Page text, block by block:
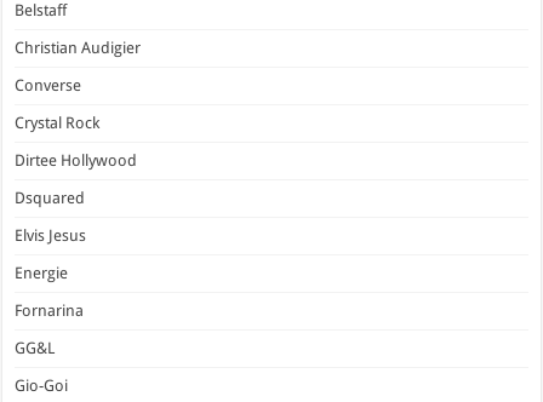
Belstaff
Christian Audigier
Converse
Crystal Rock
Dirtee Hollywood
Dsquared
Elvis Jesus
Energie
Fornarina
GG&L
Gio-Goi